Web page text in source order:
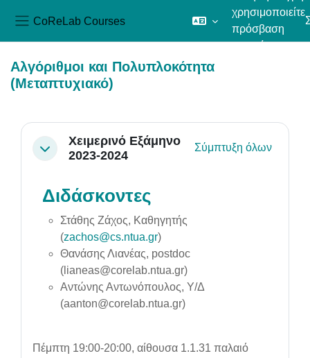
CoReLab Courses
χρησιμοποιείτε
πρόσβαση
επισκέπτη
Αλγόριθμοι και Πολυπλοκότητα
(Μεταπτυχιακό)
Section outline
Σύμπτυξη
Χειμερινό Εξάμηνο
2023-2024
Σύμπτυξη όλων
Διδάσκοντες
Στάθης Ζάχος, Καθηγητής
(zachos@cs.ntua.gr)
Θανάσης Λιανέας, postdoc
(lianeas@corelab.ntua.gr)
Αντώνης Αντωνόπουλος, Υ/Δ
(aanton@corelab.ntua.gr)
Πέμπτη 19:00-20:00, αίθουσα 1.1.31 παλαιό